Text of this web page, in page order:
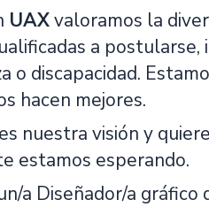
UAXvaloramos la
a
o discapacidad.
hacen mejores.
nuestra visión y
estamos esperando.
a Diseñador/a